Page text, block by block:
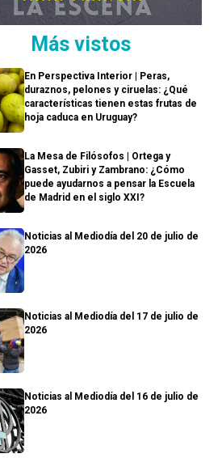
Más vistos
En Perspectiva Interior | Peras,
duraznos, pelones y ciruelas: ¿Qué
características tienen estas frutas de
hoja caduca en Uruguay?
La Mesa de Filósofos | Ortega y
Gasset, Zubiri y Zambrano: ¿Cómo
puede ayudarnos a pensar la Escuela
de Madrid en el siglo XXI?
Noticias al Mediodía del 20 de julio de
2026
Noticias al Mediodía del 17 de julio de
2026
Noticias al Mediodía del 16 de julio de
2026